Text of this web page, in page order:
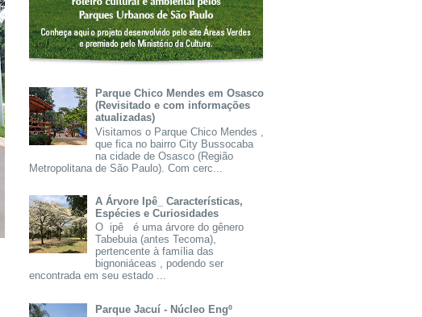
Parque Chico Mendes em Osasco
(Revisitado e com informações
atualizadas)
Visitamos o Parque Chico Mendes ,
que fica no bairro City Bussocaba
na cidade de Osasco (Região
Metropolitana de São Paulo). Com cerc...
A Árvore Ipê_ Características,
Espécies e Curiosidades
O ipê é uma árvore do gênero
Tabebuia (antes Tecoma),
pertencente à família das
bignoniáceas , podendo ser
encontrada em seu estado ...
Parque Jacuí - Núcleo Engº